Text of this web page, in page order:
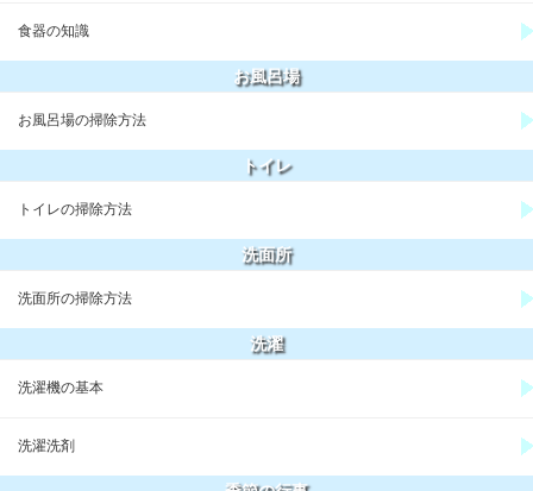
食器の知識
お風呂場
お風呂場の掃除方法
トイレ
トイレの掃除方法
洗面所
洗面所の掃除方法
洗濯
洗濯機の基本
洗濯洗剤